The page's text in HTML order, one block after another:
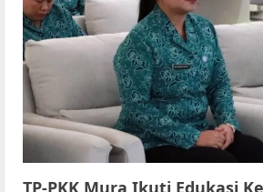
TP-PKK Mura Ikuti Edukasi